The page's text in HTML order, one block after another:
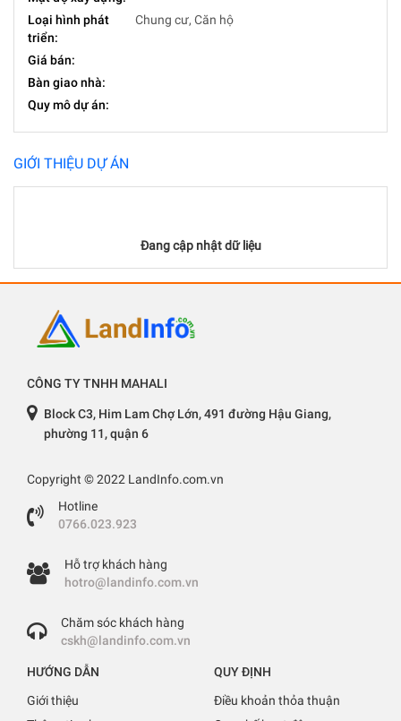
Loại hình phát
triển:
Chung cư, Căn hộ
Giá bán:
Bàn giao nhà:
Quy mô dự án:
GIỚI THIỆU DỰ ÁN
Đang cập nhật dữ liệu
CÔNG TY TNHH MAHALI
Block C3, Him Lam Chợ Lớn, 491 đường Hậu Giang,
phường 11, quận 6
Copyright © 2022 LandInfo.com.vn
Hotline
0766.023.923
Hỗ trợ khách hàng
hotro@landinfo.com.vn
Chăm sóc khách hàng
cskh@landinfo.com.vn
HƯỚNG DẪN
Giới thiệu
QUY ĐỊNH
Điều khoản thỏa thuận